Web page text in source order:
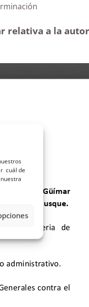
cuál de
relativa a la